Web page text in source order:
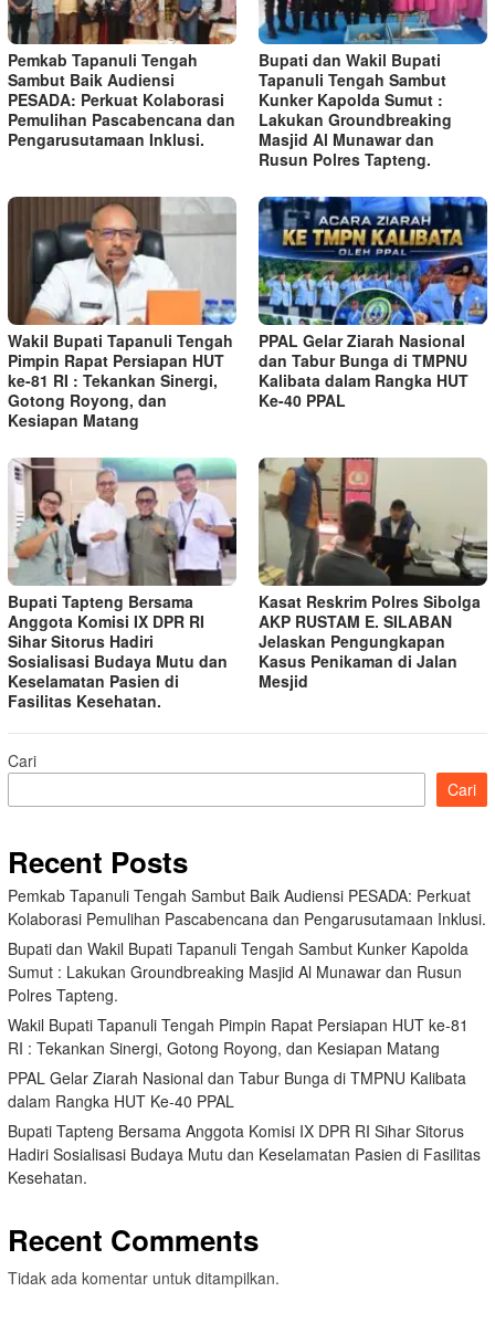
Pemkab Tapanuli Tengah
Sambut Baik Audiensi
PESADA: Perkuat Kolaborasi
Pemulihan Pascabencana dan
Pengarusutamaan Inklusi.
Bupati dan Wakil Bupati
Tapanuli Tengah Sambut
Kunker Kapolda Sumut :
Lakukan Groundbreaking
Masjid Al Munawar dan
Rusun Polres Tapteng.
Wakil Bupati Tapanuli Tengah
Pimpin Rapat Persiapan HUT
ke-81 RI : Tekankan Sinergi,
Gotong Royong, dan
Kesiapan Matang
PPAL Gelar Ziarah Nasional
dan Tabur Bunga di TMPNU
Kalibata dalam Rangka HUT
Ke-40 PPAL
Bupati Tapteng Bersama
Anggota Komisi IX DPR RI
Sihar Sitorus Hadiri
Sosialisasi Budaya Mutu dan
Keselamatan Pasien di
Fasilitas Kesehatan.
Kasat Reskrim Polres Sibolga
AKP RUSTAM E. SILABAN
Jelaskan Pengungkapan
Kasus Penikaman di Jalan
Mesjid
Cari
Cari
Recent Posts
Pemkab Tapanuli Tengah Sambut Baik Audiensi PESADA: Perkuat
Kolaborasi Pemulihan Pascabencana dan Pengarusutamaan Inklusi.
Bupati dan Wakil Bupati Tapanuli Tengah Sambut Kunker Kapolda
Sumut : Lakukan Groundbreaking Masjid Al Munawar dan Rusun
Polres Tapteng.
Wakil Bupati Tapanuli Tengah Pimpin Rapat Persiapan HUT ke-81
RI : Tekankan Sinergi, Gotong Royong, dan Kesiapan Matang
PPAL Gelar Ziarah Nasional dan Tabur Bunga di TMPNU Kalibata
dalam Rangka HUT Ke-40 PPAL
Bupati Tapteng Bersama Anggota Komisi IX DPR RI Sihar Sitorus
Hadiri Sosialisasi Budaya Mutu dan Keselamatan Pasien di Fasilitas
Kesehatan.
Recent Comments
Tidak ada komentar untuk ditampilkan.